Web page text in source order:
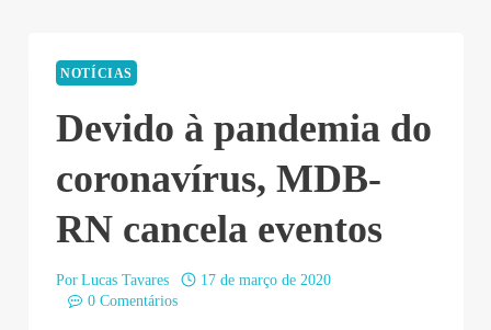
NOTÍCIAS
Devido à pandemia do
coronavírus, MDB-
RN cancela eventos
Por Lucas Tavares
17 de março de 2020
0 Comentários